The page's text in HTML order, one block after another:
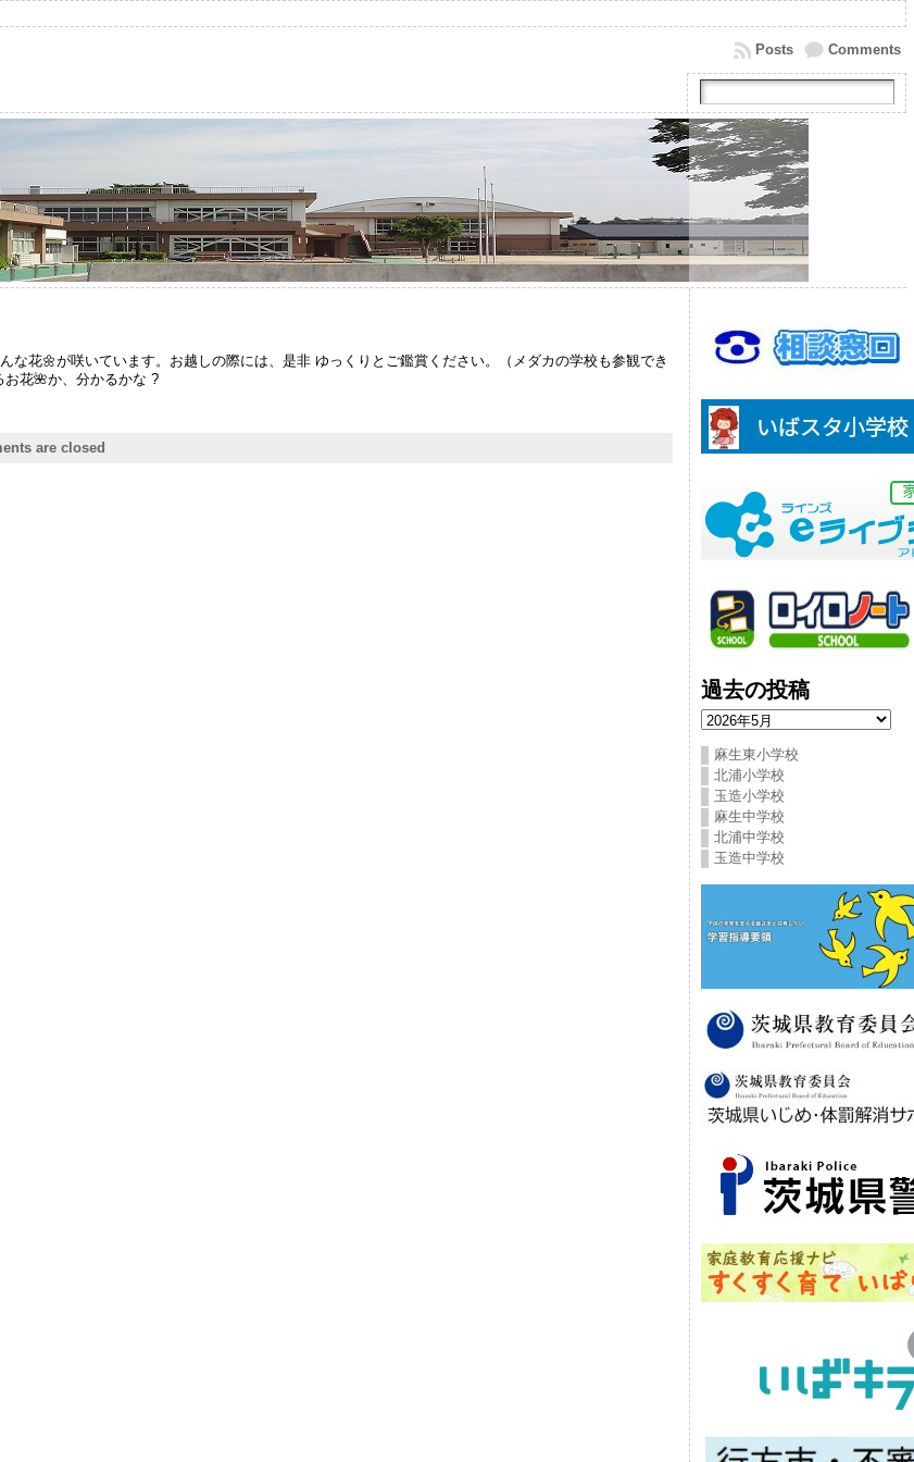
Comments
Posts
な花🌼が咲いています。お越しの際には、是非 ゆっくりとご鑑賞ください。（メダカの学校も参観でき
お花🌺か、分かるかな ?
are closed
過去の投稿
過
去
の
投
稿
麻生東小学校
北浦小学校
玉造小学校
麻生中学校
北浦中学校
玉造中学校